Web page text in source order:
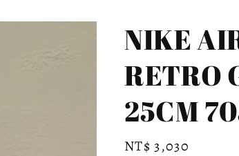
NIKE
RETRO
25CM
Regular
NT$ 3,030